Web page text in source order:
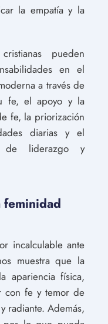
la empatía y la
pueden
en el
a través de
fe, el apoyo y la
fe, la priorización
diarias y el
de liderazgo y
incalculable ante
muestra que la
apariencia física,
con fe y temor de
radiante. Además,